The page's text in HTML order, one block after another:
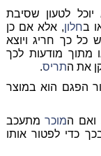
יוכל לטעון שסיבת
בחלון, אלא אם כן
כל כך חריג ויוצא
מתוך מודעות לכך
את התריס.
הפגם הוא במוצר
ואם המוכרמתעכב
כדי לפטור אותו